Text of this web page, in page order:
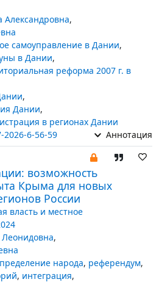
Александровна,
самоуправление в Дании,
в Дании,
реформа 2007 г. в
,
Дании,
в регионах Дании
2026-6-56-59 Аннотация
возможность
Крыма для новых
России
власть и местное
,
народа, референдум,
, интеграция,